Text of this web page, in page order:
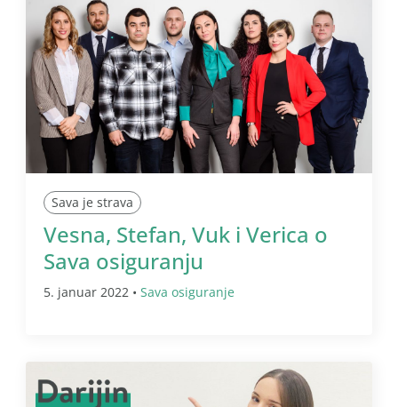
Sava je strava
Vesna, Stefan, Vuk i Verica o
Sava osiguranju
5. januar 2022 • Sava osiguranje